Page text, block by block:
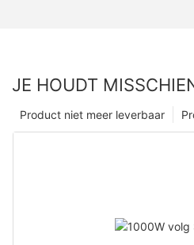
JE HOUDT
Product niet meer leverbaar